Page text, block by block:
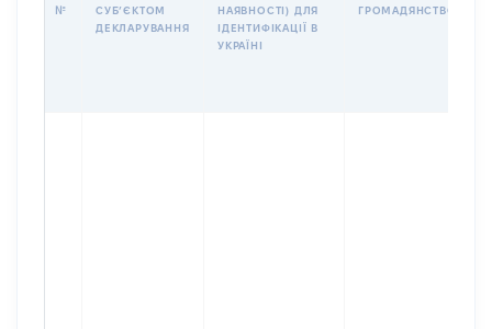
№
СУБʼЄКТОМ
ДЕКЛАРУВАННЯ
НАЯВНОСТІ) ДЛЯ
ІДЕНТИФІКАЦІЇ В
УКРАЇНІ
ГРОМАДЯНСТВО